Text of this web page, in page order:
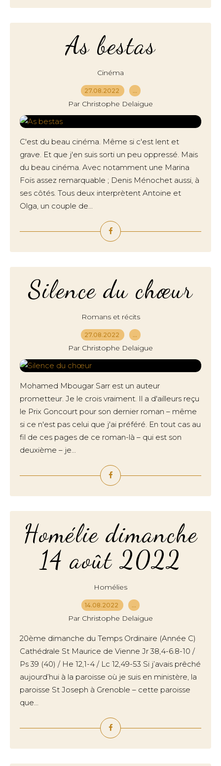
As bestas
Cinéma
27.08.2022 …
Par Christophe Delaigue
C'est du beau cinéma. Même si c'est lent et
grave. Et que j'en suis sorti un peu oppressé. Mais
du beau cinéma. Avec notamment une Marina
Foïs assez remarquable ; Denis Ménochet aussi, à
ses côtés. Tous deux interprètent Antoine et
Olga, un couple de...
Silence du chœur
Romans et récits
27.08.2022 …
Par Christophe Delaigue
Mohamed Mbougar Sarr est un auteur
prometteur. Je le crois vraiment. Il a d'ailleurs reçu
le Prix Goncourt pour son dernier roman – même
si ce n'est pas celui que j'ai préféré. En tout cas au
fil de ces pages de ce roman-là – qui est son
deuxième – je...
Homélie dimanche
14 août 2022
Homélies
14.08.2022 …
Par Christophe Delaigue
20ème dimanche du Temps Ordinaire (Année C)
Cathédrale St Maurice de Vienne Jr 38,4-6.8-10 /
Ps 39 (40) / He 12,1-4 / Lc 12,49-53 Si j’avais prêché
aujourd’hui à la paroisse où je suis en ministère, la
paroisse St Joseph à Grenoble – cette paroisse
que...